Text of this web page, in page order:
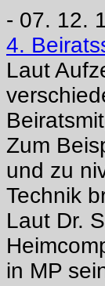
- 07. 12.
4.
Laut
Zum
und zu
Technik
Laut Dr.
in MP